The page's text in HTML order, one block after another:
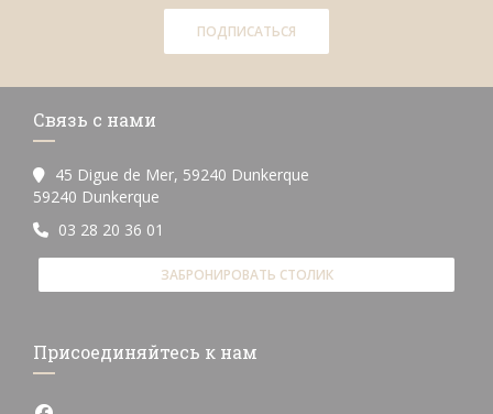
ПОДПИСАТЬСЯ
Связь с нами
45 Digue de Mer, 59240 Dunkerque
59240 Dunkerque
03 28 20 36 01
ЗАБРОНИРОВАТЬ СТОЛИК
Присоединяйтесь к нам